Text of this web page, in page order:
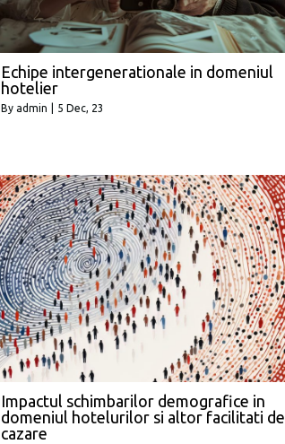
Echipe intergenerationale in domeniul
hotelier
By admin 5 Dec, 23
Impactul schimbarilor demografice in
domeniul hotelurilor si altor facilitati de
cazare